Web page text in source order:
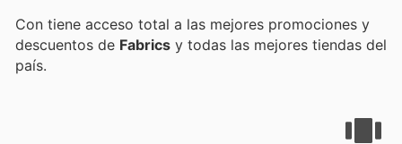
Con tiene acceso total a las mejores promociones y
descuentos de Fabrics y todas las mejores tiendas del
país.